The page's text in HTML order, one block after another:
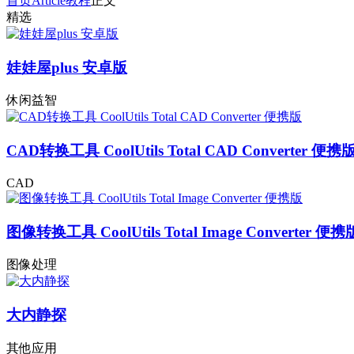
精选
娃娃屋plus 安卓版
休闲益智
CAD转换工具 CoolUtils Total CAD Converter 便携
CAD
图像转换工具 CoolUtils Total Image Converter 便携
图像处理
大内静探
其他应用